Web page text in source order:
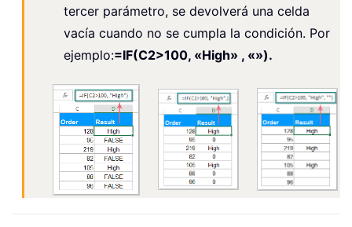
tercer parámetro, se devolverá una celda
vacía cuando no se cumpla la condición. Por
ejemplo:=IF(C2>100, «High» , «»).